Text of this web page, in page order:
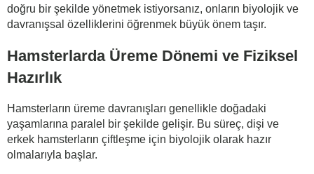
doğru bir şekilde yönetmek istiyorsanız, onların biyolojik ve
davranışsal özelliklerini öğrenmek büyük önem taşır.
Hamsterlarda Üreme Dönemi ve Fiziksel
Hazırlık
Hamsterların üreme davranışları genellikle doğadaki
yaşamlarına paralel bir şekilde gelişir. Bu süreç, dişi ve
erkek hamsterların çiftleşme için biyolojik olarak hazır
olmalarıyla başlar.